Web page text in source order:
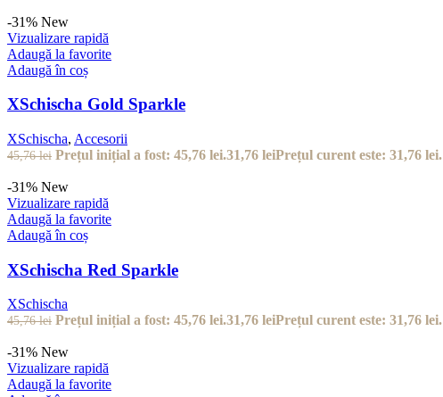
-31% New
Vizualizare rapidă
Adaugă la favorite
Adaugă în coș
XSchischa Gold Sparkle
XSchischa, Accesorii
45,76lei Prețul inițial a fost: 45,76 lei.31,76 leiPrețul curent este: 31,76 lei.
-31% New
Vizualizare rapidă
Adaugă la favorite
Adaugă în coș
XSchischa Red Sparkle
XSchischa
45,76lei Prețul inițial a fost: 45,76 lei.31,76 leiPrețul curent este: 31,76 lei.
-31% New
Vizualizare rapidă
Adaugă la favorite